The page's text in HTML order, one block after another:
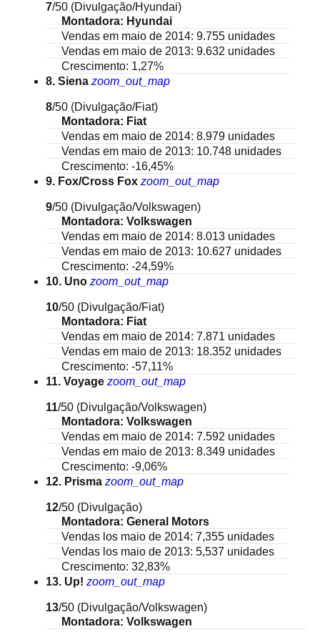
7/50 (Divulgação/Hyundai)
Montadora: Hyundai
Vendas em maio de 2014: 9.755 unidades
Vendas em maio de 2013: 9.632 unidades
Crescimento: 1,27%
8. Siena zoom_out_map
8/50 (Divulgação/Fiat)
Montadora: Fiat
Vendas em maio de 2014: 8.979 unidades
Vendas em maio de 2013: 10.748 unidades
Crescimento: -16,45%
9. Fox/Cross Fox zoom_out_map
9/50 (Divulgação/Volkswagen)
Montadora: Volkswagen
Vendas em maio de 2014: 8.013 unidades
Vendas em maio de 2013: 10.627 unidades
Crescimento: -24,59%
10. Uno zoom_out_map
10/50 (Divulgação/Fiat)
Montadora: Fiat
Vendas em maio de 2014: 7.871 unidades
Vendas em maio de 2013: 18.352 unidades
Crescimento: -57,11%
11. Voyage zoom_out_map
11/50 (Divulgação/Volkswagen)
Montadora: Volkswagen
Vendas em maio de 2014: 7.592 unidades
Vendas em maio de 2013: 8.349 unidades
Crescimento: -9,06%
12. Prisma zoom_out_map
12/50 (Divulgação)
Montadora: General Motors
Vendas los maio de 2014: 7,355 unidades
Vendas los maio de 2013: 5,537 unidades
Crescimento: 32,83%
13. Up! zoom_out_map
13/50 (Divulgação/Volkswagen)
Montadora: Volkswagen